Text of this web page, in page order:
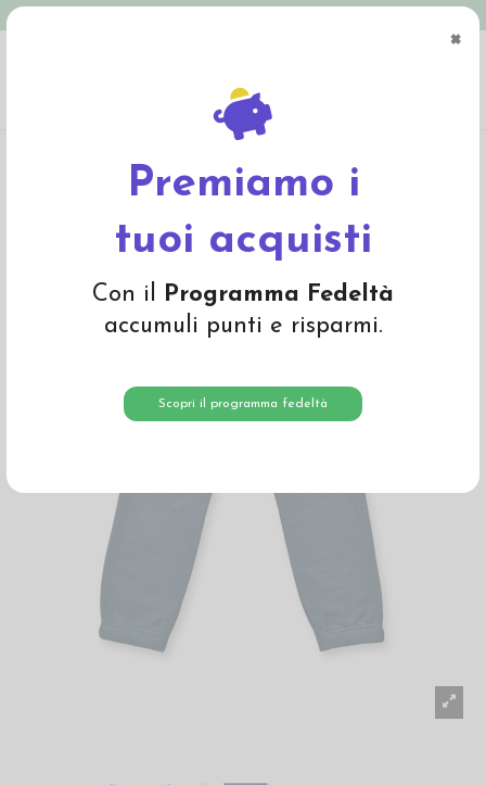
×
Premiamo i
tuoi acquisti
Con il Programma Fedeltà
accumuli punti e risparmi.
Scopri il programma fedeltà
cotone biologico - col. petrolio